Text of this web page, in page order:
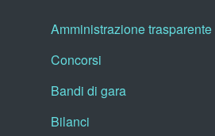
Amministrazione trasparente
Concorsi
Bandi di gara
Bilanci